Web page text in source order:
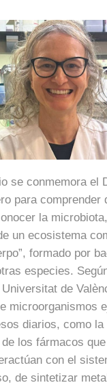
se conmemora el
para comprender
la
un ecosistema
formado por
especies.
de
microorganismos
diarios, como la
los fármacos
con el
de sintetizar